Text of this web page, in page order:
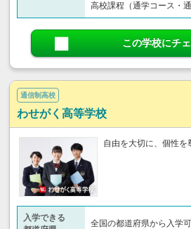
高校課程（通学コース・通
この学校にチ
通信制高校
わせがく高等学校
自由を大切に、個性
入学できる
全国の都道府県から入学